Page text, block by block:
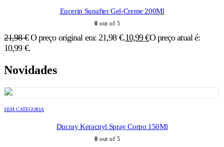
Eucerin Sunafter Gel-Creme 200Ml
0 out of 5
21,98€ O preço original era: 21,98 €.10,99€O preço atual é:
10,99 €.
Novidades
SEM CATEGORIA
Ducray Keracnyl Spray Corpo 150Ml
0 out of 5